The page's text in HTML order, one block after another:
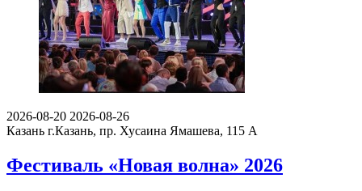
2026-08-20 2026-08-26
Казань г.Казань, пр. Хусаина Ямашева, 115 A
Фестиваль «Новая волна» 2026